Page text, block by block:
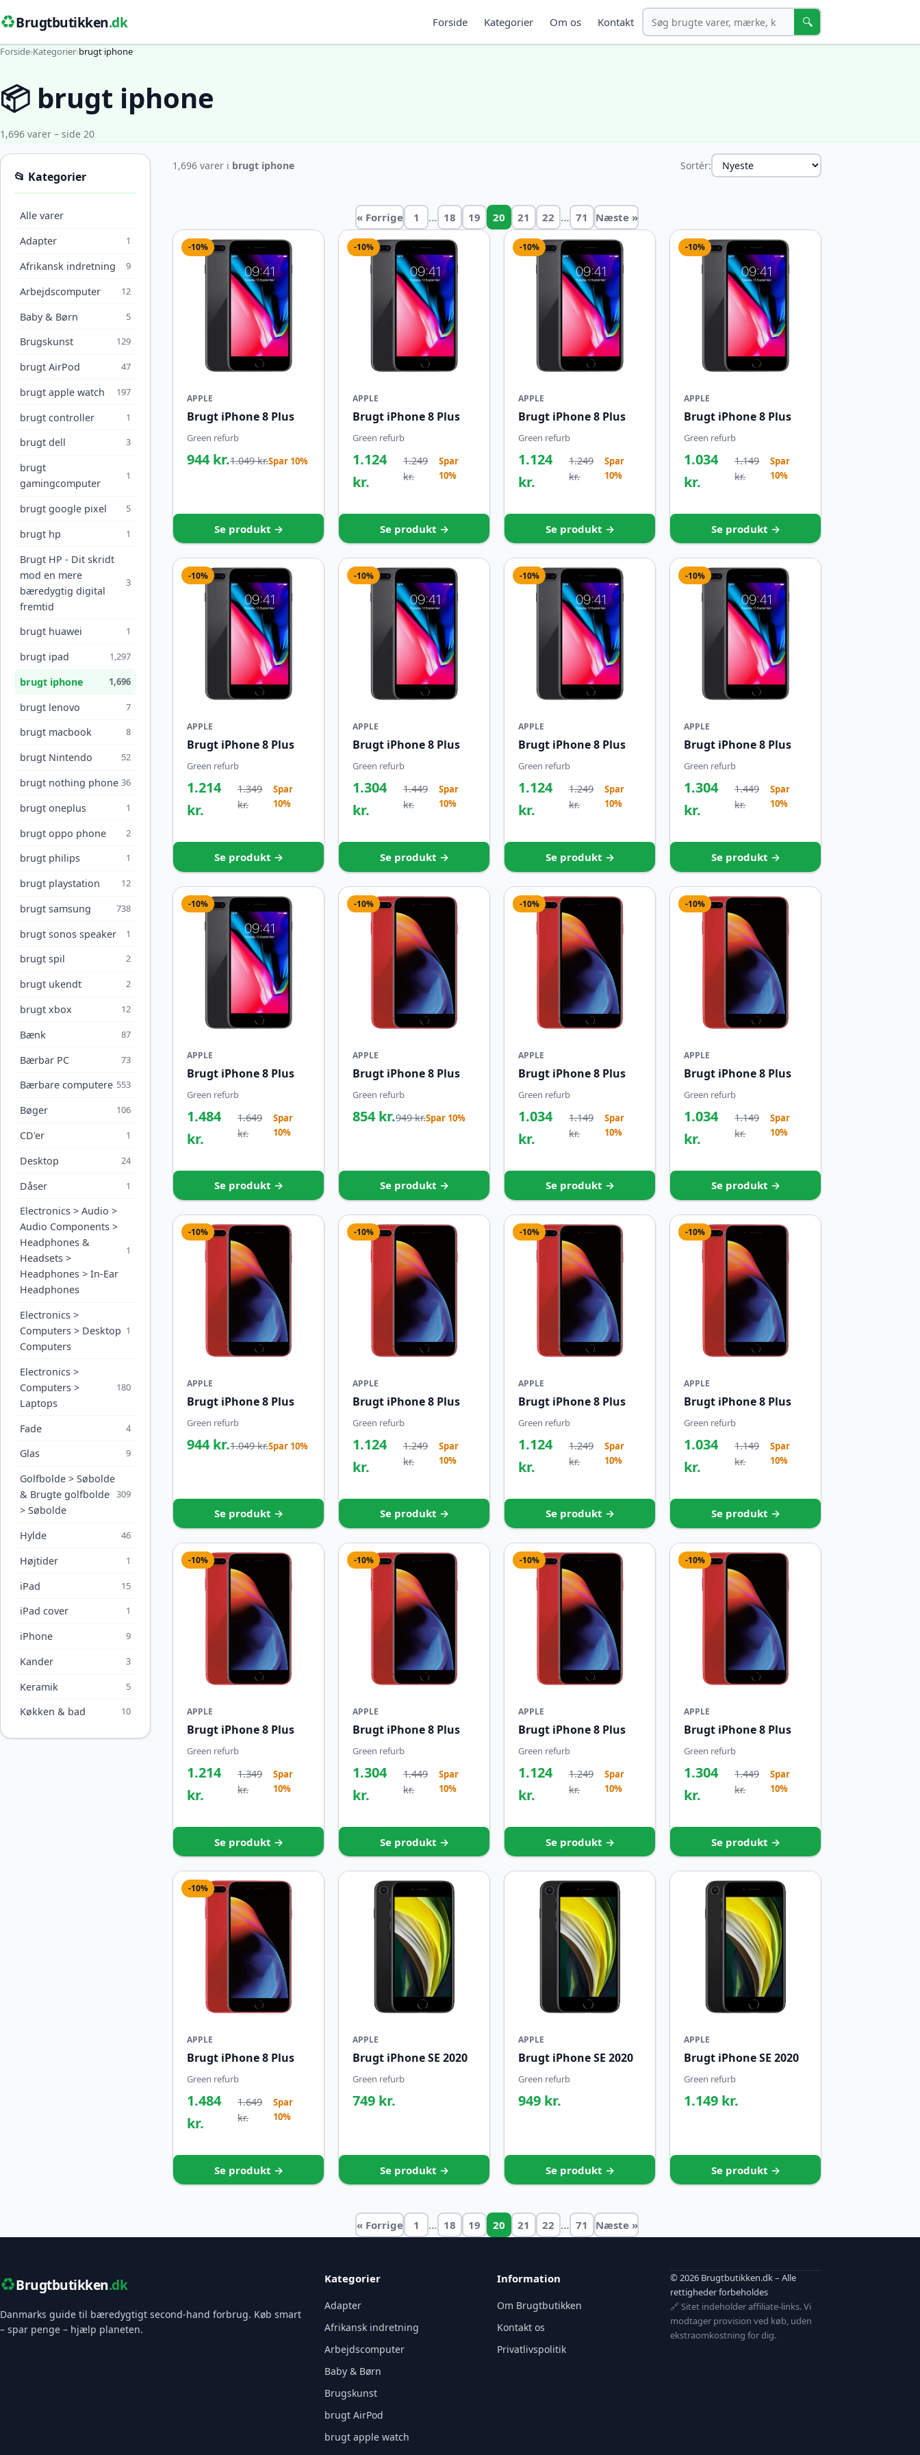
♻️Brugtbutikken.dk Forside Kategorier Om os Kontakt Søg 🔍
Forside›Kategorier›brugt iphone
📦 brugt iphone
1,696 varer – side 20
📂 Kategorier
Alle varer
Adapter
1
Afrikansk indretning 9
Arbejdscomputer 12
Baby & Børn 5
Brugskunst 129
brugt AirPod 47
brugt apple watch 197
brugt controller 1
brugt dell 3
brugt
gamingcomputer
1
brugt google pixel 5
brugt hp 1
Brugt HP - Dit skridt
mod en mere
bæredygtig digital
fremtid
3
brugt huawei 1
brugt ipad 1,297
brugt iphone 1,696
brugt lenovo 7
brugt macbook 8
brugt Nintendo 52
brugt nothing phone 36
brugt oneplus 1
brugt oppo phone 2
brugt philips 1
brugt playstation 12
brugt samsung 738
brugt sonos speaker 1
brugt spil 2
brugt ukendt 2
brugt xbox 12
Bænk 87
Bærbar PC 73
Bærbare computere 553
Bøger 106
CD'er 1
Desktop 24
Dåser 1
Electronics > Audio >
Audio Components >
Headphones &
Headsets >
Headphones > In-Ear
Headphones
1
Electronics >
Computers > Desktop
Computers
1
Electronics >
Computers >
Laptops
180
Fade 4
Glas 9
Golfbolde > Søbolde
& Brugte golfbolde
> Søbolde
309
Hylde 46
Højtider 1
iPad 15
iPad cover 1
iPhone 9
Kander 3
Keramik 5
Køkken & bad 10
1,696 varer i brugt iphone Sortér:
« Forrige 1 … 18 19 20 21 22 … 71 Næste »
-10%
APPLE
Brugt iPhone 8 Plus
Green refurb
944 kr.1.049 kr.Spar 10%
Se produkt →
-10%
APPLE
Brugt iPhone 8 Plus
Green refurb
1.124
kr.
1.249
kr.
Spar
10%
Se produkt →
-10%
APPLE
Brugt iPhone 8 Plus
Green refurb
1.124
kr.
1.249
kr.
Spar
10%
Se produkt →
-10%
APPLE
Brugt iPhone 8 Plus
Green refurb
1.034
kr.
1.149
kr.
Spar
10%
Se produkt →
-10%
APPLE
Brugt iPhone 8 Plus
Green refurb
1.214
kr.
1.349
kr.
Spar
10%
Se produkt →
-10%
APPLE
Brugt iPhone 8 Plus
Green refurb
1.304
kr.
1.449
kr.
Spar
10%
Se produkt →
-10%
APPLE
Brugt iPhone 8 Plus
Green refurb
1.124
kr.
1.249
kr.
Spar
10%
Se produkt →
-10%
APPLE
Brugt iPhone 8 Plus
Green refurb
1.304
kr.
1.449
kr.
Spar
10%
Se produkt →
-10%
APPLE
Brugt iPhone 8 Plus
Green refurb
1.484
kr.
1.649
kr.
Spar
10%
Se produkt →
-10%
APPLE
Brugt iPhone 8 Plus
Green refurb
854 kr.949 kr.Spar 10%
Se produkt →
-10%
APPLE
Brugt iPhone 8 Plus
Green refurb
1.034
kr.
1.149
kr.
Spar
10%
Se produkt →
-10%
APPLE
Brugt iPhone 8 Plus
Green refurb
1.034
kr.
1.149
kr.
Spar
10%
Se produkt →
-10%
APPLE
Brugt iPhone 8 Plus
Green refurb
944 kr.1.049 kr.Spar 10%
Se produkt →
-10%
APPLE
Brugt iPhone 8 Plus
Green refurb
1.124
kr.
1.249
kr.
Spar
10%
Se produkt →
-10%
APPLE
Brugt iPhone 8 Plus
Green refurb
1.124
kr.
1.249
kr.
Spar
10%
Se produkt →
-10%
APPLE
Brugt iPhone 8 Plus
Green refurb
1.034
kr.
1.149
kr.
Spar
10%
Se produkt →
-10%
APPLE
Brugt iPhone 8 Plus
Green refurb
1.214
kr.
1.349
kr.
Spar
10%
Se produkt →
-10%
APPLE
Brugt iPhone 8 Plus
Green refurb
1.304
kr.
1.449
kr.
Spar
10%
Se produkt →
-10%
APPLE
Brugt iPhone 8 Plus
Green refurb
1.124
kr.
1.249
kr.
Spar
10%
Se produkt →
-10%
APPLE
Brugt iPhone 8 Plus
Green refurb
1.304
kr.
1.449
kr.
Spar
10%
Se produkt →
-10%
APPLE
Brugt iPhone 8 Plus
Green refurb
1.484
kr.
1.649
kr.
Spar
10%
Se produkt →
APPLE
Brugt iPhone SE 2020
Green refurb
749 kr.
Se produkt →
APPLE
Brugt iPhone SE 2020
Green refurb
949 kr.
Se produkt →
APPLE
Brugt iPhone SE 2020
Green refurb
1.149 kr.
Se produkt →
« Forrige 1 … 18 19 20 21 22 … 71 Næste »
♻️Brugtbutikken.dk
Danmarks guide til bæredygtigt second-hand forbrug. Køb smart
– spar penge – hjælp planeten.
Kategorier
Adapter
Afrikansk indretning
Arbejdscomputer
Baby & Børn
Brugskunst
brugt AirPod
brugt apple watch
Information
Om Brugtbutikken
Kontakt os
Privatlivspolitik
© 2026 Brugtbutikken.dk – Alle
rettigheder forbeholdes
🔗 Sitet indeholder affiliate-links. Vi
modtager provision ved køb, uden
ekstraomkostning for dig.